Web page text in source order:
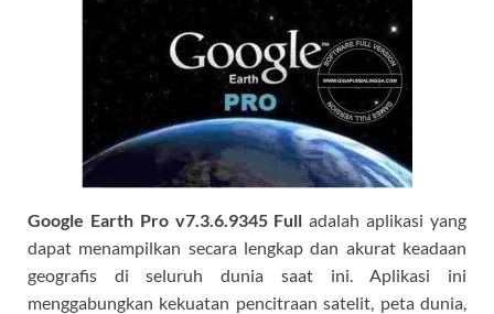
Google Earth Pro v7.3.6.9345 Full adalah aplikasi yang
dapat menampilkan secara lengkap dan akurat keadaan
geografis di seluruh dunia saat ini. Aplikasi ini
menggabungkan kekuatan pencitraan satelit, peta dunia,